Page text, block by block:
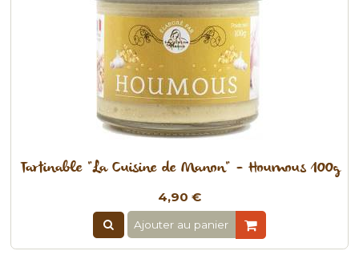
Tartinable "La Cuisine de Manon" - Houmous 100g
4,90 €
Ajouter au panier